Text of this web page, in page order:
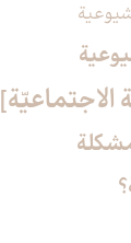
الاجتماعيّة]